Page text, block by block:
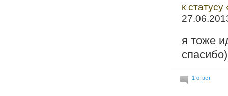
к
я тоже
спасибо)
1 ответ